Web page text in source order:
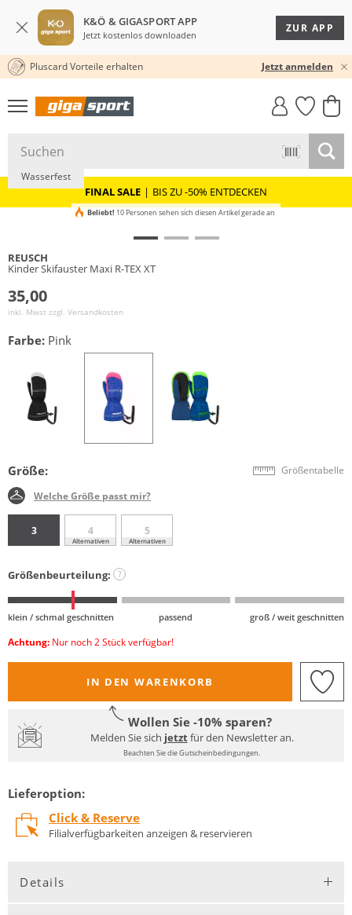
K&Ö & GIGASPORT APP
Jetzt kostenlos downloaden
ZUR APP
30 TAGE RÜCKGABERECHT
Pluscard Vorteile erhalten Jetzt anmelden
GIGASTYLE
FAHRRAD­
MUST-HAVE
FINAL SALE | BIS ZU -50% ENTDECKEN
Wasserfest
Beliebt! 10 Personen sehen sich diesen Artikel gerade an
REUSCH
Kinder Skifauster Maxi R-TEX XT
35,00
inkl. Mwst zzgl. Versandkosten
Farbe: Pink
Größe: Größentabelle
Welche Größe passt mir?
3 4
Alternativen
5
Alternativen
Größenbeurteilung: ?
klein / schmal geschnitten passend groß / weit geschnitten
Achtung: Nur noch 2 Stück verfügbar!
IN DEN WARENKORB
Wollen Sie -10% sparen?
Melden Sie sich jetztfür den Newsletter an.
Beachten Sie die Gutscheinbedingungen.
Lieferoption:
Click & Reserve
Filialverfügbarkeiten anzeigen & reservieren
Details